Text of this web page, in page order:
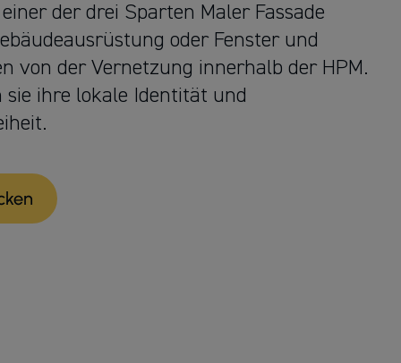
der drei Sparten Maler Fassade
oder Fenster und
von der Vernetzung innerhalb der HPM.
sie ihre lokale Identität und